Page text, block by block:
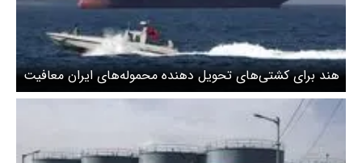
هند برای کشتی‌های تحویل دهنده محموله‌های ایران معافیت
صادر کرد